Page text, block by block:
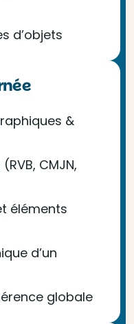
d’objets
&
CMJN,
éléments
d’un
globale